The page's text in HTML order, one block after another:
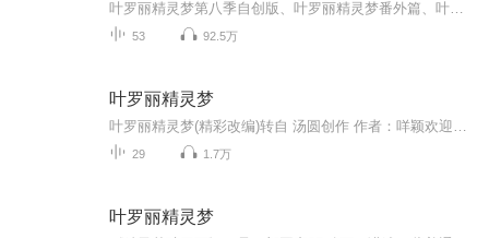
53 92.5万
叶罗丽精灵梦
29 1.7万
叶罗丽精灵梦